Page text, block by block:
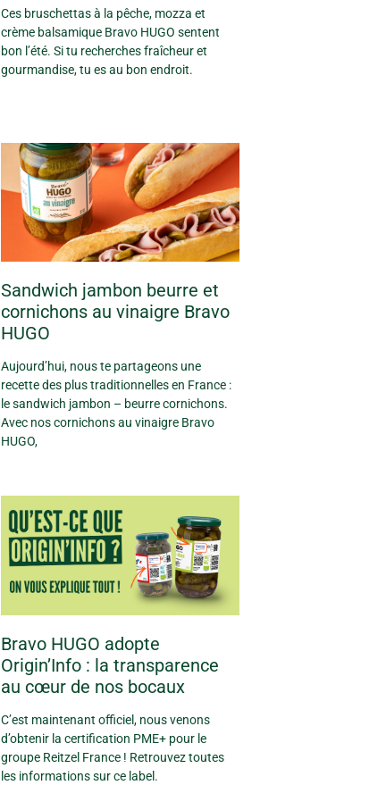
Ces bruschettas à la pêche, mozza et
crème balsamique Bravo HUGO sentent
bon l’été. Si tu recherches fraîcheur et
gourmandise, tu es au bon endroit.
Sandwich jambon beurre et
cornichons au vinaigre Bravo
HUGO
Aujourd’hui, nous te partageons une
recette des plus traditionnelles en France :
le sandwich jambon – beurre cornichons.
Avec nos cornichons au vinaigre Bravo
HUGO,
Bravo HUGO adopte
Origin’Info : la transparence
au cœur de nos bocaux
C’est maintenant officiel, nous venons
d’obtenir la certification PME+ pour le
groupe Reitzel France ! Retrouvez toutes
les informations sur ce label.